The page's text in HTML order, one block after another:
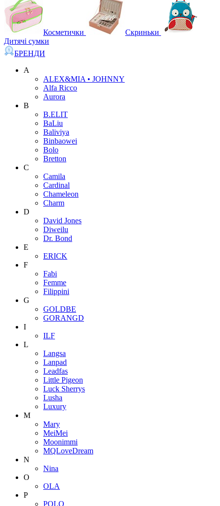
Косметички
Скриньки
Дитячі сумки
БРЕНДИ
A
ALEX&MIA • JOHNNY
Alfa Ricco
Aurora
B
B.ELIT
BaLiu
Baliviya
Binbaowei
Bolo
Bretton
C
Camila
Cardinal
Chameleon
Charm
D
David Jones
Diweilu
Dr. Bond
E
ERICK
F
Fabi
Femme
Filippini
G
GOLDBE
GORANGD
I
ILF
L
Langsa
Lanpad
Leadfas
Little Pigeon
Luck Sherrys
Lusha
Luxury
M
Mary
MeiMei
Moonimmi
MQLoveDream
N
Nina
O
OLA
P
POLO